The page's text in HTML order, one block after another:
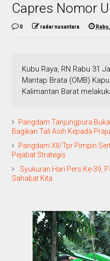
Capres Nomor
0 radar nusantara
Kubu Raya, RN Rabu 31
Mantap Brata (OMB)
Kalimantan Barat
Pangdam Tanjungpura
Bagikan Tali Asih Kepada
Pangdam XII/Tpr Pimpin
Pejabat Strategis
Syukuran Hari Pers Ke-39,
Sahabat Kita